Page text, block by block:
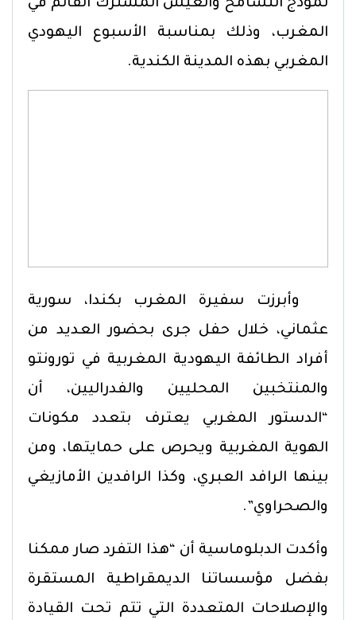
نموذج التسامح والعيش المشترك القائم في
المغرب، وذلك بمناسبة الأسبوع اليهودي
المغربي بهذه المدينة الكندية.
وأبرزت سفيرة المغرب بكندا، سورية
عثماني، خلال حفل جرى بحضور العديد من
أفراد الطائفة اليهودية المغربية في تورونتو
والمنتخبين المحليين والفدراليين، أن
“الدستور المغربي يعترف بتعدد مكونات
الهوية المغربية ويحرص على حمايتها، ومن
بينها الرافد العبري، وكذا الرافدين الأمازيغي
والصحراوي”.
وأكدت الدبلوماسية أن “هذا التفرد صار ممكنا
بفضل مؤسساتنا الديمقراطية المستقرة
والإصلاحات المتعددة التي تتم تحت القيادة